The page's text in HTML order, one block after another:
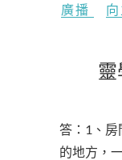
廣播
靈
答：1、房
的地方，